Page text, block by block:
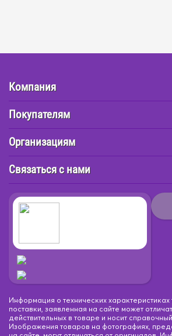
Компания
Покупателям
Организациям
Связаться с нами
Информация о технических
поставки, заявленная на сайте может
действительных в товаре и носит
Изображения товаров на фотографиях,